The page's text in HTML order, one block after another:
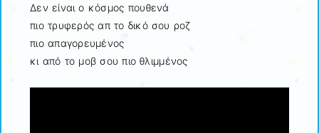
Δεν είναι ο κόσμος πουθενά
πιο τρυφερός απ το δικό σου ροζ
πιο απαγορευμένος
κι από το μοβ σου πιο θλιμμένος